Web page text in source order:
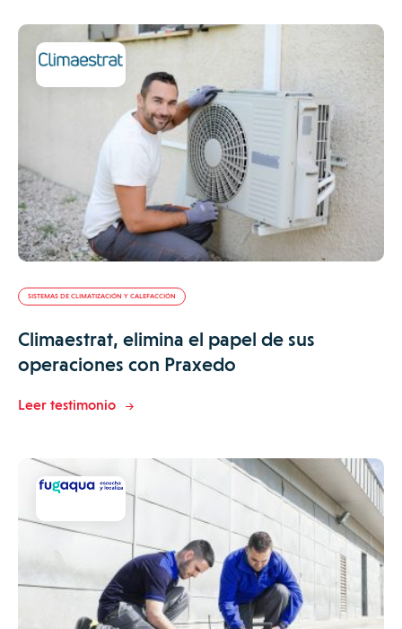
SISTEMAS DE CLIMATIZACIÓN Y CALEFACCIÓN
Climaestrat, elimina el papel de sus
operaciones con Praxedo
Leer testimonio